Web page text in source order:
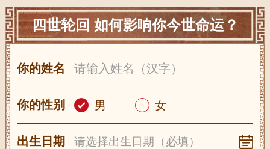
四世轮回 如何影响你今世命运？
你的姓名
你的性别 男 女
出生日期